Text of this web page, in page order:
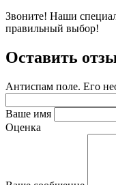
Звоните! Наши
правильный выбор!
Оставить
Антиспам поле. Его
Ваше имя
Оценка